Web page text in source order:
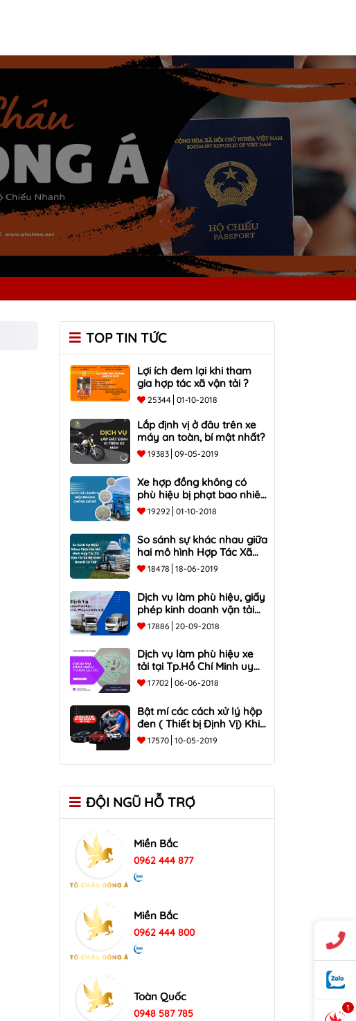
TOP TIN TỨC
Lợi ích đem lại khi tham
gia hợp tác xã vận tải ?
25344 01-10-2018
Lắp định vị ở đâu trên xe
máy an toàn, bí mật nhất?
19383 09-05-2019
Xe hợp đồng không có
phù hiệu bị phạt bao nhiêu
tiền?
19292 01-10-2018
So sánh sự khác nhau giữa
hai mô hình Hợp Tác Xã
Vận Tải và Hộ Kinh Doanh
Cá Thể
18478 18-06-2019
Dịch vụ làm phù hiệu, giấy
phép kinh doanh vận tải
Tại Đồng Nai, Hồ Chí Minh
17886 20-09-2018
Dịch vụ làm phù hiệu xe
tải tại Tp.Hồ Chí Minh uy
tín17702 06-06-2018
Bật mí các cách xử lý hộp
đen ( Thiết bị Định Vị) Khi
mất tín hiệu ?
17570 10-05-2019
ĐỘI NGŨ HỖ TRỢ
Miền Bắc
0962 444 877
Miền Bắc
0962 444 800
Toàn Quốc
0948 587 785
1